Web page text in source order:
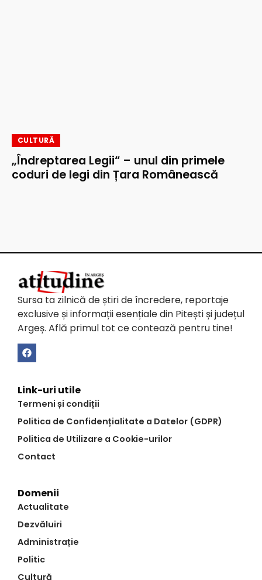
CULTURĂ
„Îndreptarea Legii“ – unul din primele
coduri de legi din Țara Românească
Sursa ta zilnică de știri de încredere, reportaje
exclusive și informații esențiale din Pitești și județul
Argeș. Află primul tot ce contează pentru tine!
Link-uri utile
Termeni și condiții
Politica de Confidențialitate a Datelor (GDPR)
Politica de Utilizare a Cookie-urilor
Contact
Domenii
Actualitate
Dezvăluiri
Administrație
Politic
Cultură